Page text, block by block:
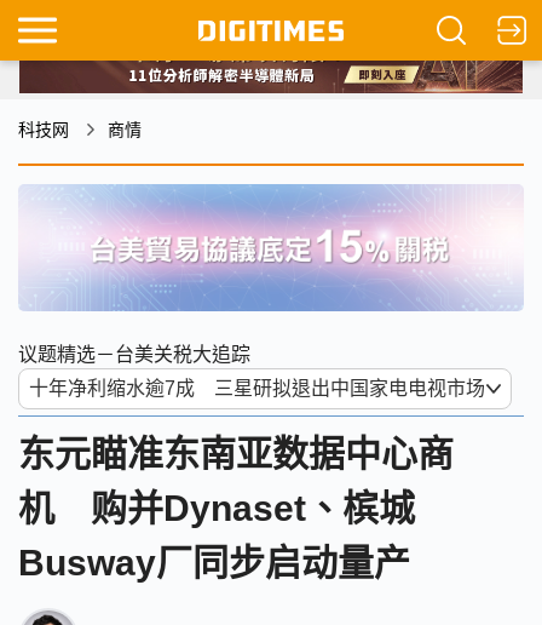
科技网 商情
议题精选－台美关税大追踪
东元瞄准东南亚数据中心商
机 购并Dynaset、槟城
Busway厂同步启动量产